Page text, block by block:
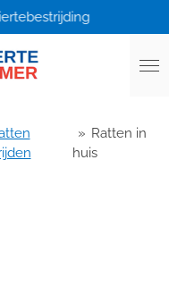
» Ratten in
huis